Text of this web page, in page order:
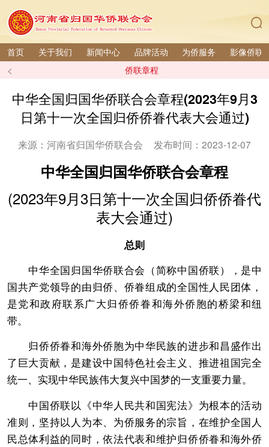
首页 关于我们 新闻中心 品牌活动 为侨服务 影像侨联
< 侨联章程
中华全国归国华侨联合会章程(2023年9月3
日第十一次全国归侨侨眷代表大会通过)
来源：河南省归国华侨联合会 发布时间：2023-12-07
中华全国归国华侨联合会章程
(2023年9月3日第十一次全国归侨侨眷代
表大会通过)
总则
中华全国归国华侨联合会（简称中国侨联），是中
国共产党领导的由归侨、侨眷组成的全国性人民团体，
是党和政府联系广大归侨侨眷和海外侨胞的桥梁和纽
带。
归侨侨眷和海外侨胞为中华民族的进步和昌盛作出
了巨大贡献，是建设中国特色社会主义、推进祖国完全
统一、实现中华民族伟大复兴中国梦的一支重要力量。
中国侨联以《中华人民共和国宪法》为根本的活动
准则，坚持以人为本、为侨服务的宗旨，在维护全国人
民总体利益的同时，依法代表和维护归侨侨眷和海外侨